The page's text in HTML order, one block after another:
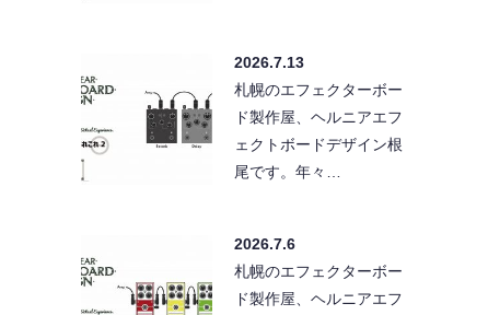
2026.7.13
札幌のエフェクターボー
ド製作屋、ヘルニアエフ
ェクトボードデザイン根
尾です。年々…
2026.7.6
札幌のエフェクターボー
ド製作屋、ヘルニアエフ